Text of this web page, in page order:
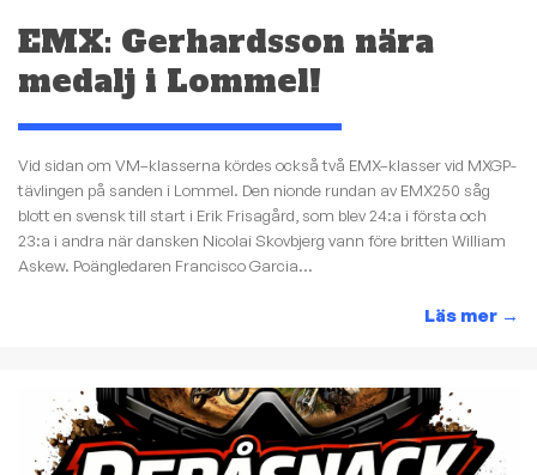
EMX: Gerhardsson nära
medalj i Lommel!
Vid sidan om VM–klasserna kördes också två EMX–klasser vid MXGP-
tävlingen på sanden i Lommel. Den nionde rundan av EMX250 såg
blott en svensk till start i Erik Frisagård, som blev 24:a i första och
23:a i andra när dansken Nicolai Skovbjerg vann före britten William
Askew. Poängledaren Francisco Garcia...
Läs mer →